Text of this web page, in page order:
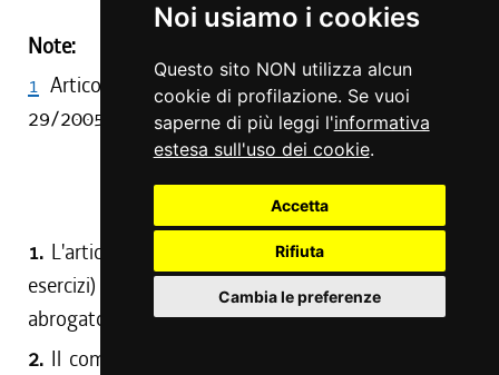
Noi usiamo i cookies
Questo sito NON utilizza alcun
cookie di profilazione. Se vuoi
saperne di più leggi l'informativa
estesa sull'uso dei cookie.
Accetta
Rifiuta
Cambia le preferenze
Note:
1 Articolo abrogato da art. 113, comma 1, L. R.
29/2005
Art. 48
(Abrogazioni)
1. L'articolo 34 (Disposizioni in materia di pubblici
esercizi) della
legge regionale 20 aprile 1999, n. 9
abrogato.
2. Il comma 3 dell'articolo 116 (Norme integrative